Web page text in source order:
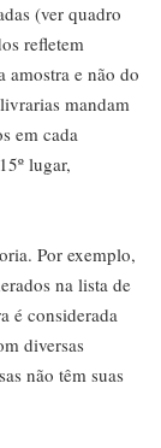
(ver quadro
refletem
amostra e não do
mandam
em cada
lugar,
Por exemplo,
na lista de
é considerada
diversas
não têm suas